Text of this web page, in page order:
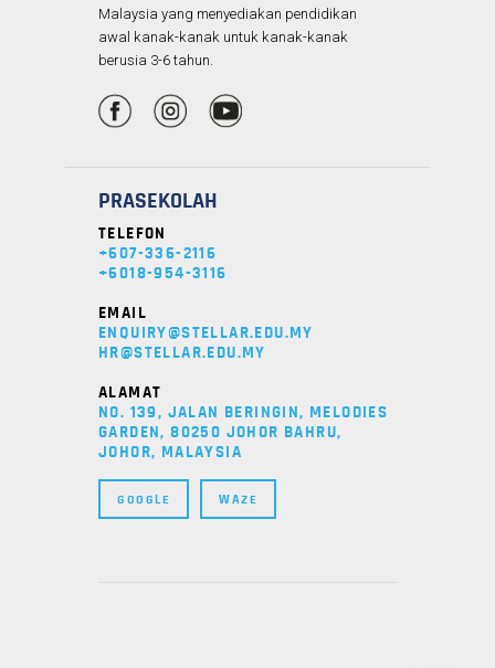
Malaysia yang menyediakan pendidikan
awal kanak-kanak untuk kanak-kanak
berusia 3-6 tahun.
PRASEKOLAH
TELEFON
+607-336-2116
+6018-954-3116
EMAIL
ENQUIRY@STELLAR.EDU.MY
HR@STELLAR.EDU.MY
ALAMAT
NO. 139, JALAN BERINGIN, MELODIES
GARDEN, 80250 JOHOR BAHRU,
JOHOR, MALAYSIA
GOOGLE WAZE